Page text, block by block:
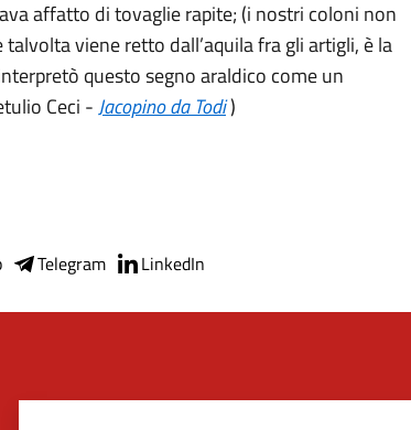
affatto di tovaglie rapite; (i nostri coloni non
viene retto dall’aquila fra gli artigli, è la
questo segno araldico come un
Ceci -Jacopino da Todi)
Telegram LinkedIn